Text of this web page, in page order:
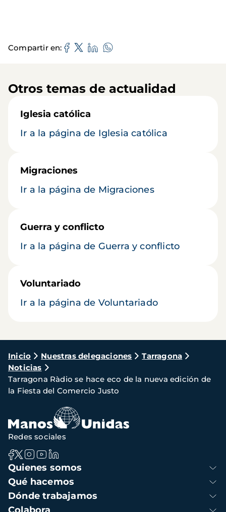
Compartir en
Otros temas de actualidad
Iglesia católica
Ir a la página de Iglesia católica
Migraciones
Ir a la página de Migraciones
Guerra y conflicto
Ir a la página de Guerra y conflicto
Voluntariado
Ir a la página de Voluntariado
Ruta
de
navegación
Inicio Nuestras delegaciones
Tarragona
Noticias
Tarragona Ràdio se hace eco de la nueva edición de
la Fiesta del Comercio Justo
Navegación
principal
Quienes somos
Qué hacemos
Dónde trabajamos
Redes sociales